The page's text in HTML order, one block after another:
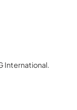
International.